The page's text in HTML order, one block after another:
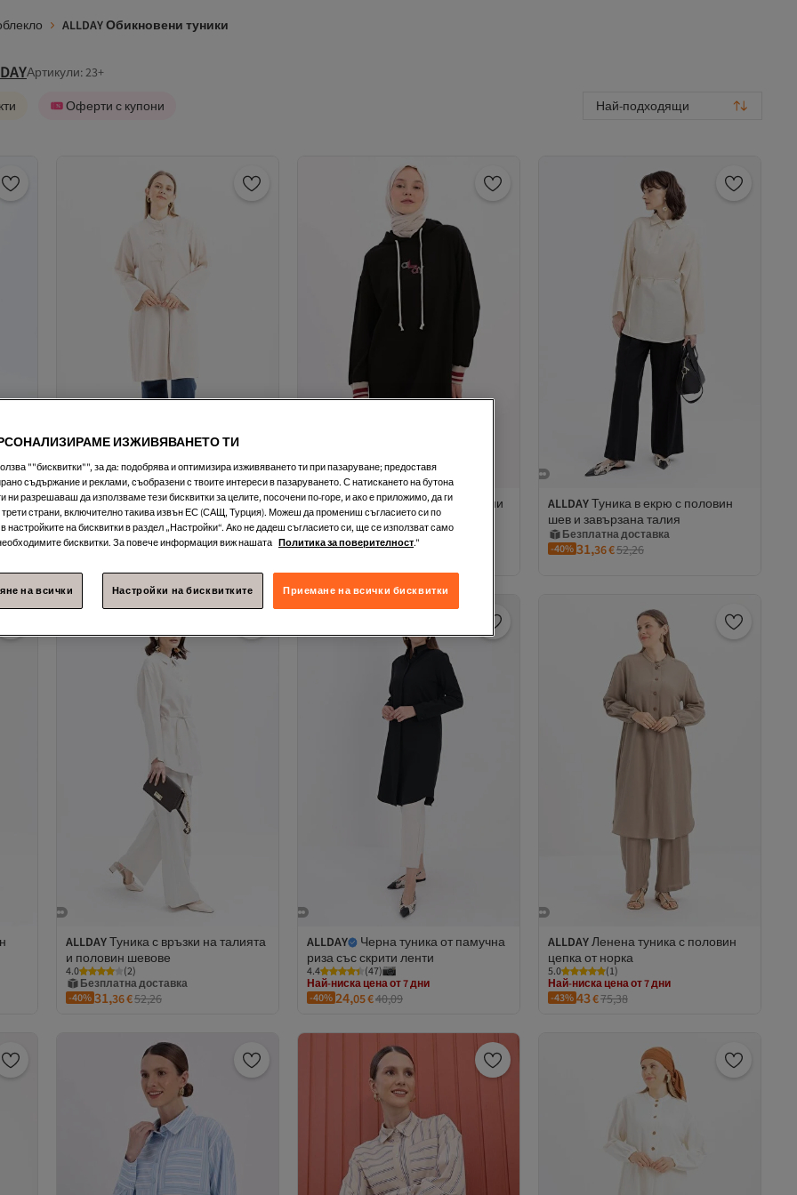
ALLDAY Обикновени туники
Артикули: 23+
Оферти с купони Най-подходящи
ALLDAYЛенена туника с половин
шев и завързани крачоли
4.0 (2)
Най-ниска цена от 7 дни
Безплатна доставка
Най-ниска цена от 7 дни
ALLDAY Черна туника с бродирани
маншети и оребрена лента
Безплатна доставка
2 евро отстъпка за 5+ артикула
Безплатна доставка
-63% 15,55€41,71
ALLDAYТуника в екрю с половин
шев и завързана талия
Безплатна доставка
2 евро отстъпка за 5+ артикула
Безплатна доставка
-40% 31,36€52,26
ALLDAYТуника с връзки на талията
и половин шевове
4.0 (2)
Безплатна доставка
2 евро отстъпка за 5+ артикула
Безплатна доставка
-40% 31,36€52,26
ALLDAY
Черна туника от памучна
риза със скрити ленти
4.4 (47)
Най-ниска цена от 7 дни
Безплатна доставка
Най-ниска цена от 7 дни
-40% 24,05€40,09
ALLDAYЛенена туника с половин
цепка от норка
5.0 (1)
Най-ниска цена от 7 дни
Безплатна доставка
2 евро отстъпка за 5+ артикула
-43% 43€75,38
ИЗЖИВЯВАНЕТО ТИ
""бисквитки"", за да: подобрява и оптимизира изживяването ти при пазаруване; предоставя
съдържание и реклами, съобразени с твоите интереси в пазаруването. С натискането на бутона
ни разрешаваш да използваме тези бисквитки за целите, посочени по-горе, и ако е приложимо, да ги
страни, включително такива извън ЕС (САЩ, Турция). Можеш да промениш съгласието си по
настройките на бисквитки в раздел „Настройки“. Ако не дадеш съгласието си, ще се използват само
бисквитки. За повече информация виж нашата Политика за поверителност."
на всички Настройки на бисквитките Приемане на всички бисквитки